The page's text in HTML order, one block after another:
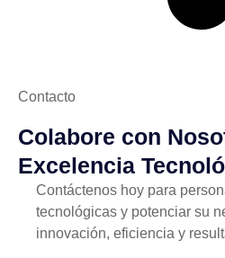
Contacto
Colabore con
Excelencia
Contáctenos hoy para
tecnológicas y potenciar su
innovación, eficiencia y